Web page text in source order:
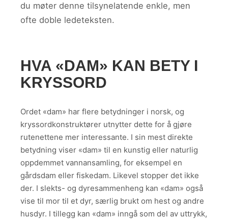
du møter denne tilsynelatende enkle, men
ofte doble ledeteksten.
HVA «DAM» KAN BETY I
KRYSSORD
Ordet «dam» har flere betydninger i norsk, og
kryssordkonstruktører utnytter dette for å gjøre
rutenettene mer interessante. I sin mest direkte
betydning viser «dam» til en kunstig eller naturlig
oppdemmet vannansamling, for eksempel en
gårdsdam eller fiskedam. Likevel stopper det ikke
der. I slekts- og dyresammenheng kan «dam» også
vise til mor til et dyr, særlig brukt om hest og andre
husdyr. I tillegg kan «dam» inngå som del av uttrykk,